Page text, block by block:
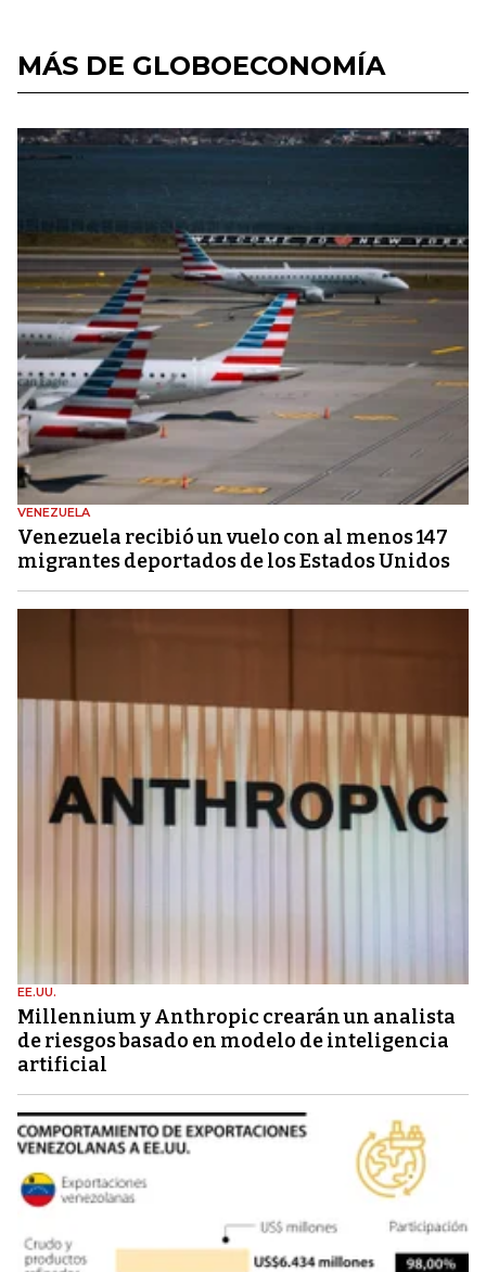
MÁS DE GLOBOECONOMÍA
VENEZUELA
Venezuela recibió un vuelo con al menos 147
migrantes deportados de los Estados Unidos
EE.UU.
Millennium y Anthropic crearán un analista
de riesgos basado en modelo de inteligencia
artificial